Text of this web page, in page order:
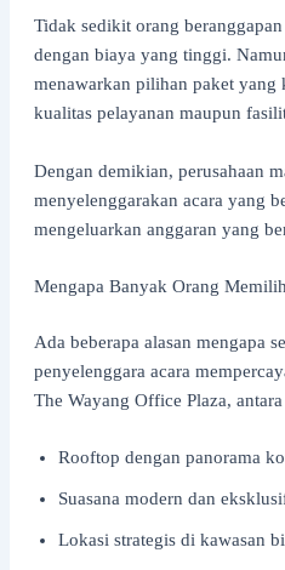
Tidak sedikit orang
dengan biaya yang tinggi.
menawarkan pilihan paket
kualitas pelayanan maupun
Dengan demikian, perusahaan
menyelenggarakan acara yang
mengeluarkan anggaran yang
Mengapa Banyak Orang
Ada beberapa alasan mengapa
penyelenggara acara
The Wayang Office Plaza,
Rooftop dengan panorama
Suasana modern dan
Lokasi strategis di kawasan